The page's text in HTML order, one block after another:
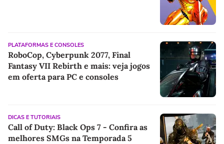
PLATAFORMAS E CONSOLES
RoboCop, Cyberpunk 2077, Final
Fantasy VII Rebirth e mais: veja jogos
em oferta para PC e consoles
DICAS E TUTORIAIS
Call of Duty: Black Ops 7 - Confira as
melhores SMGs na Temporada 5